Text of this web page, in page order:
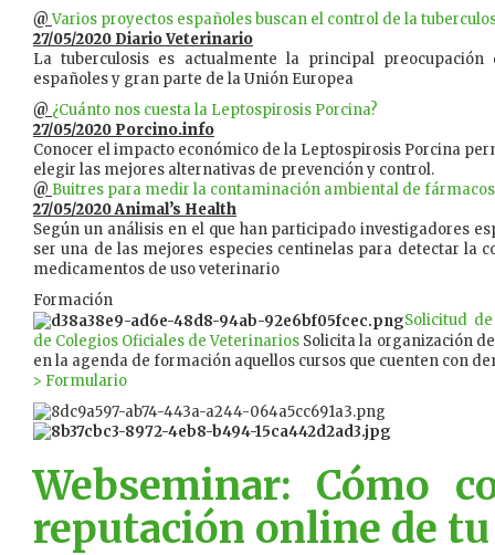
@Varios proyectos españoles buscan el control de la
27/05/2020 Diario Veterinario
La tuberculosis es actualmente la principal preocupación
españoles y gran parte de la Unión Europea
@ ¿Cuánto nos cuesta la Leptospirosis Porcina?
27/05/2020 Porcino.info
Conocer el impacto económico de la Leptospirosis Porcina
elegir las mejores alternativas de prevención y control.
@ Buitres para medir la contaminación ambiental de
27/05/2020 Animal’s Health
Según un análisis en el que han participado investigadores
ser una de las mejores especies centinelas para detectar la
medicamentos de uso veterinario
Formación
Solicitud
de Colegios Oficiales de Veterinarios Solicita la organización
en la agenda de formación aquellos cursos que cuenten con
> Formulario
Webseminar: Cómo
reputación online de